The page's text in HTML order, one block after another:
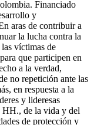
Financiado
y
aras de contribuir a
la lucha contra la
víctimas de
que participen en
a la verdad,
no repetición ante las
en respuesta a la
y lideresas
HH., de la vida y del
de protección y